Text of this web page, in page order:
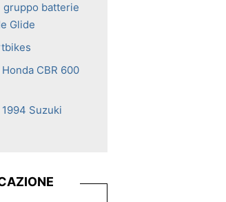
gruppo batterie
Glide
CBR 600
Suzuki